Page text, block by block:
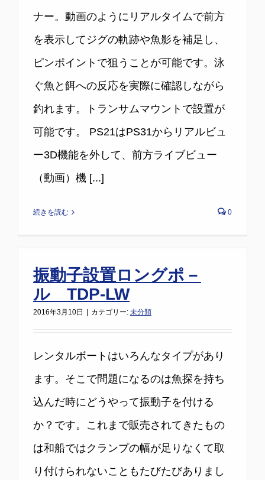
ナー。動画のようにリアルタイムで前方
を表示してジグの軌跡や魚影を補足し、
ピンポイントで狙うことが可能です。泳
ぐ魚と餌への反応を実際に確認しながら
釣れます。トランサムマウントで設置が
可能です。 PS21はPS31からリアルビュ
ー3D機能を外して、前方ライブビュー
（動画）機 [...]
続きを読む 0
振動子設置ロングポ－
ル TDP-LW
2016年3月10日 カテゴリー: 未分類
レンタルボートはいろんなタイプがあり
ます。そこで問題になるのは魚探を持ち
込んだ時にどうやって振動子を付ける
か？です。これまで販売されてきたもの
は和船ではクランプの幅が足りなくて取
り付けられないこともたびたびありまし